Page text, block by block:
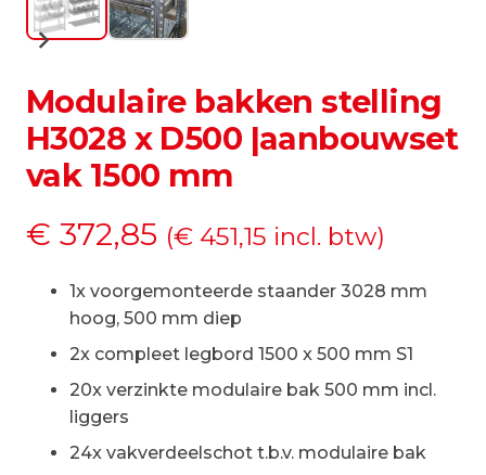
Modulaire bakken stelling
H3028 x D500 |aanbouwset
vak 1500 mm
€ 372,85 (€ 451,15 incl. btw)
1x voorgemonteerde staander 3028 mm
hoog, 500 mm diep
2x compleet legbord 1500 x 500 mm S1
20x verzinkte modulaire bak 500 mm incl.
liggers
24x vakverdeelschot t.b.v. modulaire bak